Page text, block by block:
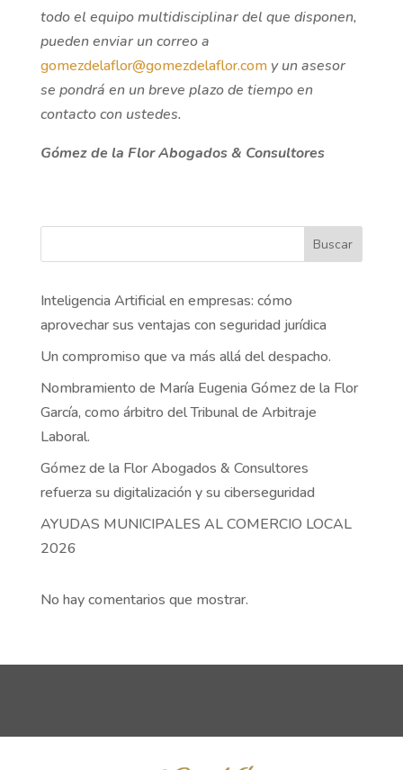
todo el equipo multidisciplinar del que disponen,
pueden enviar un correo a
gomezdelaflor@gomezdelaflor.comy un asesor
se pondrá en un breve plazo de tiempo en
contacto con ustedes.
Gómez de la Flor Abogados & Consultores
Buscar
Inteligencia Artificial en empresas: cómo
aprovechar sus ventajas con seguridad jurídica
Un compromiso que va más allá del despacho.
Nombramiento de María Eugenia Gómez de la Flor
García, como árbitro del Tribunal de Arbitraje
Laboral.
Gómez de la Flor Abogados & Consultores
refuerza su digitalización y su ciberseguridad
AYUDAS MUNICIPALES AL COMERCIO LOCAL
2026
No hay comentarios que mostrar.